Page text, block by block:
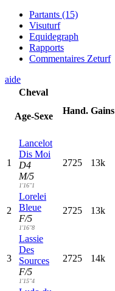
Partants (15)
Visuturf
Equidegraph
Rapports
Commentaires Zeturf
aide
Cheval
Age-Sexe
Hand. Gains
1
Lancelot
Dis Moi
D4
M/5
1'16"1
2725 13k
2
Lorelei
Bleue
F/5
1'16"8
2725 13k
3
Lassie
Des
Sources
F/5
1'15"4
2725 14k